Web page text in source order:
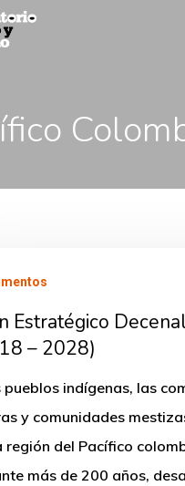
Estratégico
– 2028)
pueblos indígenas, las
y comunidades
región del Pacífico
más de 200 años,